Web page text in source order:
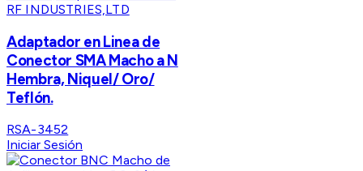
RF INDUSTRIES,LTD
Adaptador en Linea de
Conector SMA Macho a N
Hembra, Niquel/ Oro/
Teflón.
RSA-3452
Iniciar Sesión